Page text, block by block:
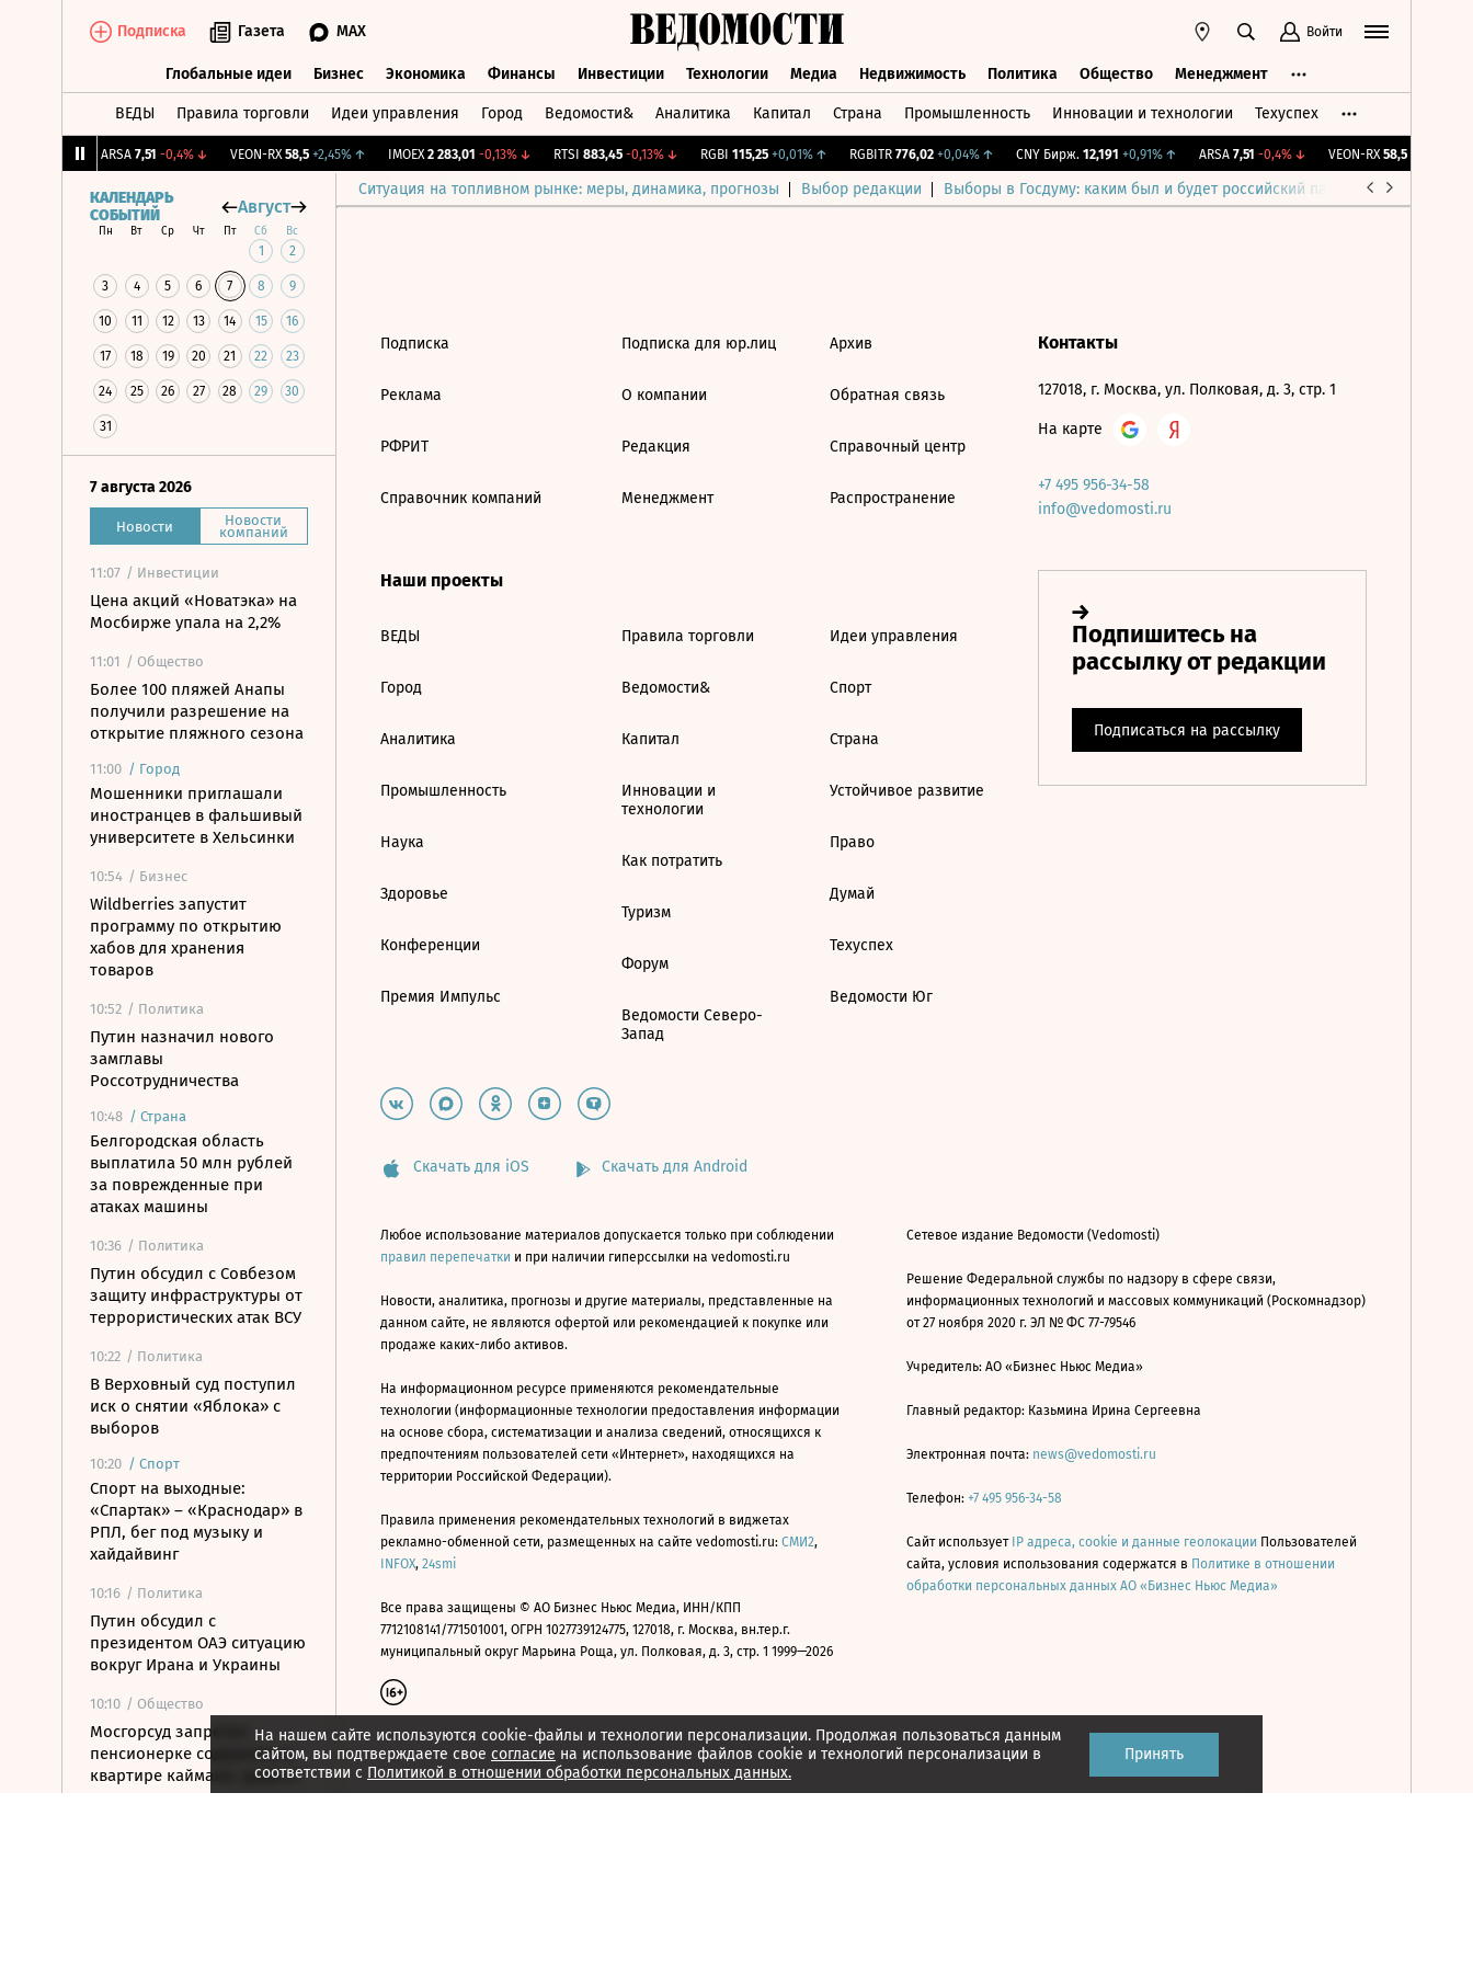
Подписка Газета MAX Войти
Глобальные идеи Бизнес Экономика Финансы Инвестиции Технологии Медиа Недвижимость Политика Общество Менеджмент
ВЕДЫ Правила торговли Идеи управления Город Ведомости& Аналитика Капитал Страна Промышленность Инновации и технологии Техуспех
ARSA 7,51 -0,4%↓ VEON-RX 58,5 +2,45%↑ IMOEX 2 283,01 -0,13%↓ RTSI 883,45 -0,13%↓ RGBI 115,25 +0,01%↑ RGBITR 776,02 +0,04%↑ CNY Бирж. 12,191 +0,91%↑ ARSA 7,51 -0,4%↓ VEON-RX 58,5 +2,45%
Ситуация на топливном рынке: меры, динамика, прогнозы Выбор редакции Выборы в Госдуму: каким был и будет российский парламент
КАЛЕНДАРЬ
СОБЫТИЙ
Август
Пн Вт Ср Чт Пт Сб Вс
1 2
3 4 5 6 7 8 9
10 11 12 13 14 15 16
17 18 19 20 21 22 23
24 25 26 27 28 29 30
31
7 августа 2026
Новости Новости
компаний
11:07 / Инвестиции
Цена акций «Новатэка» на
Мосбирже упала на 2,2%
11:01 / Общество
Более 100 пляжей Анапы
получили разрешение на
открытие пляжного сезона
11:00 / Город
Мошенники приглашали
иностранцев в фальшивый
университете в Хельсинки
10:54 / Бизнес
Wildberries запустит
программу по открытию
хабов для хранения
товаров
10:52 / Политика
Путин назначил нового
замглавы
Россотрудничества
10:48 / Страна
Белгородская область
выплатила 50 млн рублей
за поврежденные при
атаках машины
10:36 / Политика
Путин обсудил с Совбезом
защиту инфраструктуры от
террористических атак ВСУ
10:22 / Политика
В Верховный суд поступил
иск о снятии «Яблока» с
выборов
10:20 / Спорт
Спорт на выходные:
«Спартак» – «Краснодар» в
РПЛ, бег под музыку и
хайдайвинг
10:16 / Политика
Путин обсудил с
президентом ОАЭ ситуацию
вокруг Ирана и Украины
10:10 / Общество
Мосгорсуд запретил
пенсионерке содержать в
квартире каймана, удава и
На нашем сайте используются cookie-файлы и технологии персонализации. Продолжая пользоваться данным
сайтом, вы подтверждаете свое согласие на использование файлов cookie и технологий персонализации в
соответствии с Политикой в отношении обработки персональных данных.
Принять
Подписка
Реклама
РФРИТ
Справочник компаний
Подписка для юр.лиц
О компании
Редакция
Менеджмент
Архив
Обратная связь
Справочный центр
Распространение
Наши проекты
ВЕДЫ
Город
Аналитика
Промышленность
Наука
Здоровье
Конференции
Премия Импульс
Правила торговли
Ведомости&
Капитал
Инновации и
технологии
Как потратить
Туризм
Форум
Ведомости Северо-
Запад
Идеи управления
Спорт
Страна
Устойчивое развитие
Право
Думай
Техуспех
Ведомости Юг
Контакты
127018, г. Москва, ул. Полковая, д. 3, стр. 1
На карте
+7 495 956-34-58
info@vedomosti.ru
Скачать для iOS Скачать для Android
Любое использование материалов допускается только при соблюдении
правил перепечатки и при наличии гиперссылки на vedomosti.ru
Новости, аналитика, прогнозы и другие материалы, представленные на
данном сайте, не являются офертой или рекомендацией к покупке или
продаже каких-либо активов.
На информационном ресурсе применяются рекомендательные
технологии (информационные технологии предоставления информации
на основе сбора, систематизации и анализа сведений, относящихся к
предпочтениям пользователей сети «Интернет», находящихся на
территории Российской Федерации).
Правила применения рекомендательных технологий в виджетах
рекламно-обменной сети, размещенных на сайте vedomosti.ru: СМИ2,
INFOX, 24smi
Все права защищены © АО Бизнес Ньюс Медиа, ИНН/КПП
7712108141/771501001, ОГРН 1027739124775, 127018, г. Москва, вн.тер.г.
муниципальный округ Марьина Роща, ул. Полковая, д. 3, стр. 1 1999—2026
Сетевое издание Ведомости (Vedomosti)
Решение Федеральной службы по надзору в сфере связи,
информационных технологий и массовых коммуникаций (Роскомнадзор)
от 27 ноября 2020 г. ЭЛ № ФС 77-79546
Учредитель: АО «Бизнес Ньюс Медиа»
Главный редактор: Казьмина Ирина Сергеевна
Электронная почта: news@vedomosti.ru
Телефон: +7 495 956-34-58
Сайт использует IP адреса, cookie и данные геолокации Пользователей
сайта, условия использования содержатся в Политике в отношении
обработки персональных данных АО «Бизнес Ньюс Медиа»